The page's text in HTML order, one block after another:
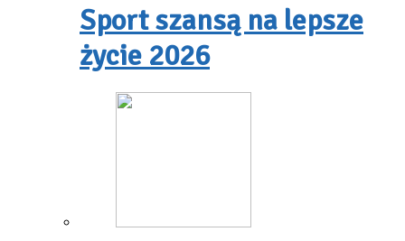
Sport szansą na lepsze
życie 2026